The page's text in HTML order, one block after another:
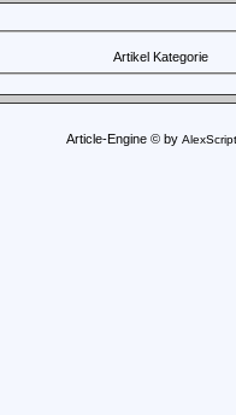
Artikel Kategorie
Article-Engine © by